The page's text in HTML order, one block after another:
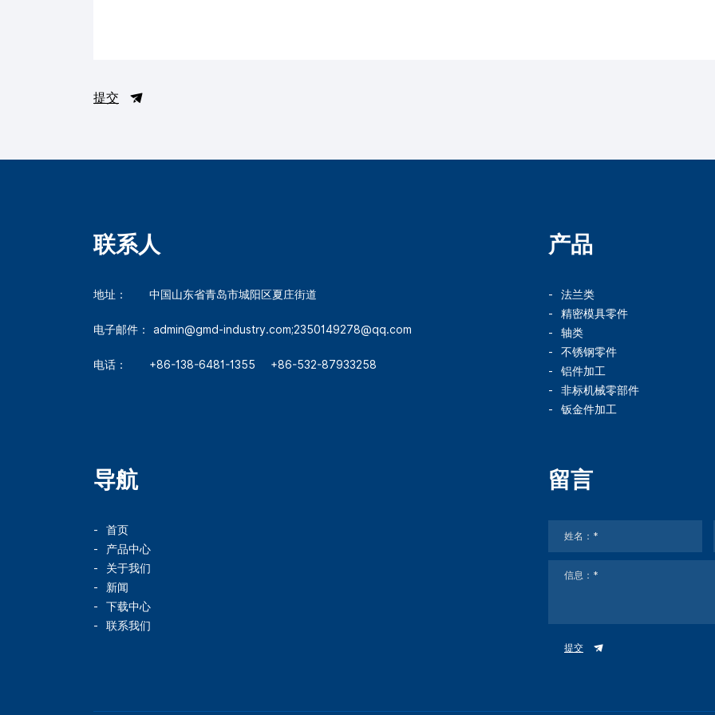
提交
联系人
地址： 中国山东省青岛市城阳区夏庄街道
电子邮件： admin@gmd-industry.com;2350149278@qq.com
电话： +86-138-6481-1355 +86-532-87933258
产品
法兰类
精密模具零件
轴类
不锈钢零件
铝件加工
非标机械零部件
钣金件加工
导航
首页
产品中心
关于我们
新闻
下载中心
联系我们
留言
提交